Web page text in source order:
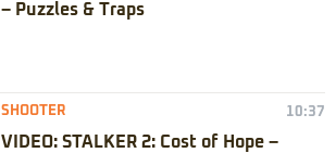
– Puzzles & Traps
SHOOTER 10:37
VIDEO: STALKER 2: Cost of Hope –